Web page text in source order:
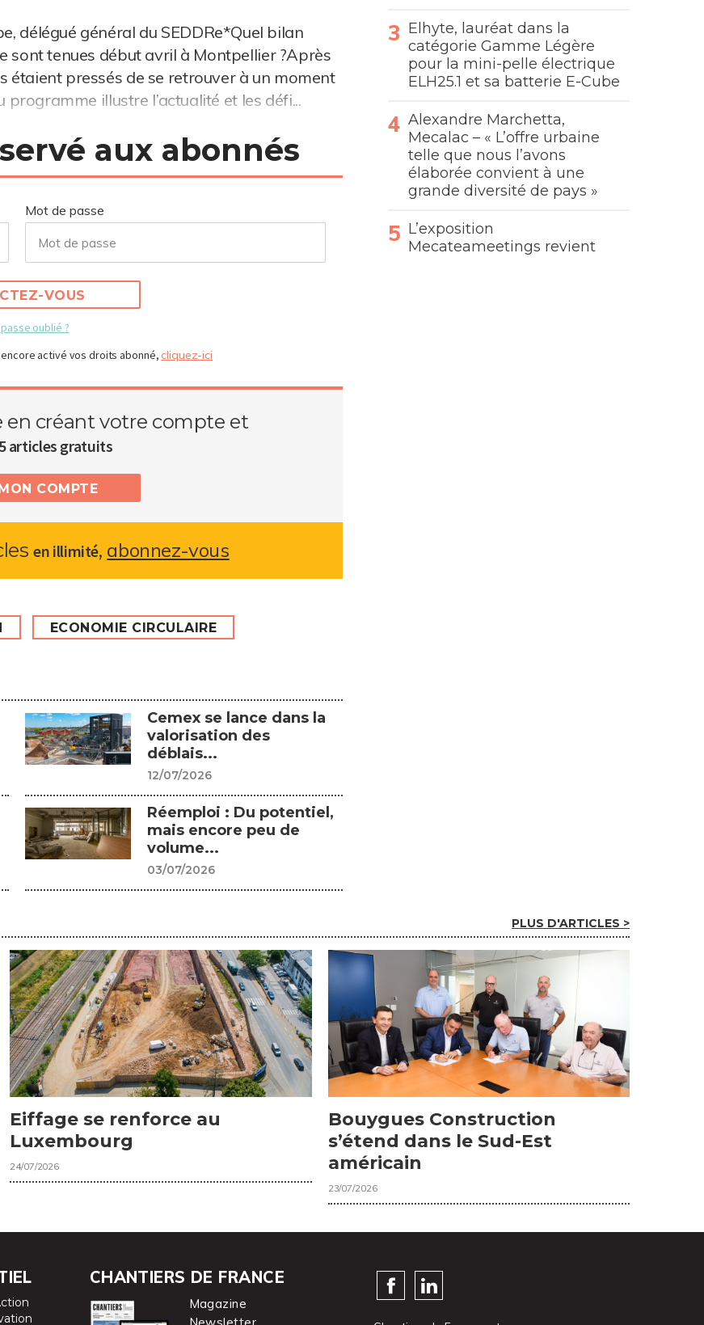
délégué général du SEDDRe*Quel bilan
sont tenues début avril à Montpellier ?Après
étaient pressés de se retrouver à un moment
illustre l’actualité et les défi...
aux abonnés
Mot de passe
VOUS
oublié ?
activé vos droits abonné, cliquez-ici
créant votre compte et
articles gratuits
COMPTE
en illimité, abonnez-vous
ECONOMIE CIRCULAIRE
Cemex se lance dans la
valorisation des
déblais...
12/07/2026
Réemploi : Du potentiel,
mais encore peu de
volume...
03/07/2026
Elhyte, lauréat dans la
catégorie Gamme Légère
pour la mini-pelle électrique
ELH25.1 et sa batterie E-Cube
Alexandre Marchetta,
Mecalac – « L’offre urbaine
telle que nous l’avons
élaborée convient à une
grande diversité de pays »
L’exposition
Mecateameetings revient
PLUS D'ARTICLES >
Eiffage se renforce au
Luxembourg
24/07/2026
Bouygues Construction
s’étend dans le Sud-Est
américain
23/07/2026
CHANTIERS DE FRANCE
Magazine